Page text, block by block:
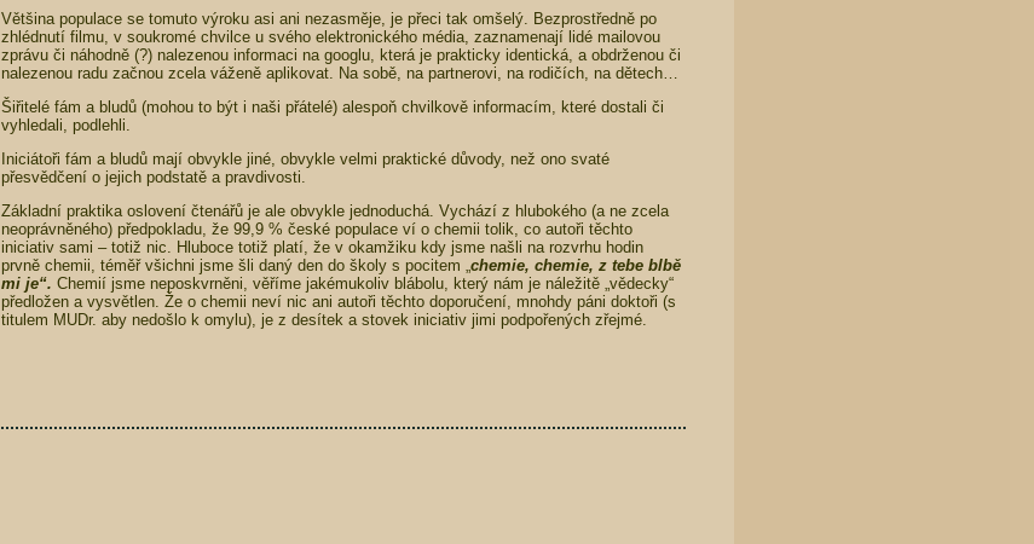
Většina populace se tomuto výroku asi ani nezasměje, je přeci tak omšelý. Bezprostředně po
zhlédnutí filmu, v soukromé chvilce u svého elektronického média, zaznamenají lidé mailovou
zprávu či náhodně (?) nalezenou informaci na googlu, která je prakticky identická, a obdrženou či
nalezenou radu začnou zcela váženě aplikovat. Na sobě, na partnerovi, na rodičích, na dětech…
Šiřitelé fám a bludů (mohou to být i naši přátelé) alespoň chvilkově informacím, které dostali či
vyhledali, podlehli.
Iniciátoři fám a bludů mají obvykle jiné, obvykle velmi praktické důvody, než ono svaté
přesvědčení o jejich podstatě a pravdivosti.
Základní praktika oslovení čtenářů je ale obvykle jednoduchá. Vychází z hlubokého (a ne zcela
neoprávněného) předpokladu, že 99,9 % české populace ví o chemii tolik, co autoři těchto
iniciativ sami – totiž nic. Hluboce totiž platí, že v okamžiku kdy jsme našli na rozvrhu hodin
prvně chemii, téměř všichni jsme šli daný den do školy s pocitem „ chemie, chemie, z tebe blbě
mi je“. Chemií jsme neposkvrněni, věříme jakémukoliv blábolu, který nám je náležitě „vědecky“
předložen a vysvětlen. Že o chemii neví nic ani autoři těchto doporučení, mnohdy páni doktoři (s
titulem MUDr. aby nedošlo k omylu), je z desítek a stovek iniciativ jimi podpořených zřejmé.